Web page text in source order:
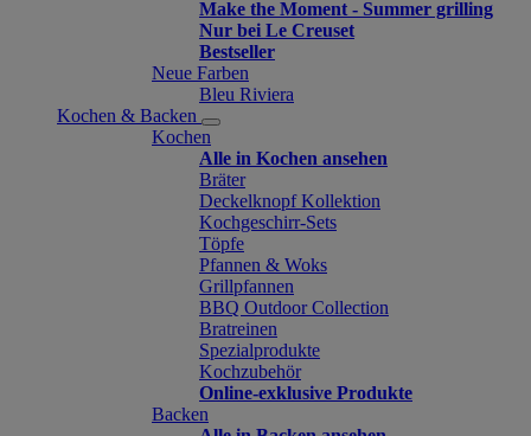
Make the Moment - Summer grilling
Nur bei Le Creuset
Bestseller
Neue Farben
Bleu Riviera
Kochen & Backen
Kochen
Alle in Kochen ansehen
Bräter
Deckelknopf Kollektion
Kochgeschirr-Sets
Töpfe
Pfannen & Woks
Grillpfannen
BBQ Outdoor Collection
Bratreinen
Spezialprodukte
Kochzubehör
Online-exklusive Produkte
Backen